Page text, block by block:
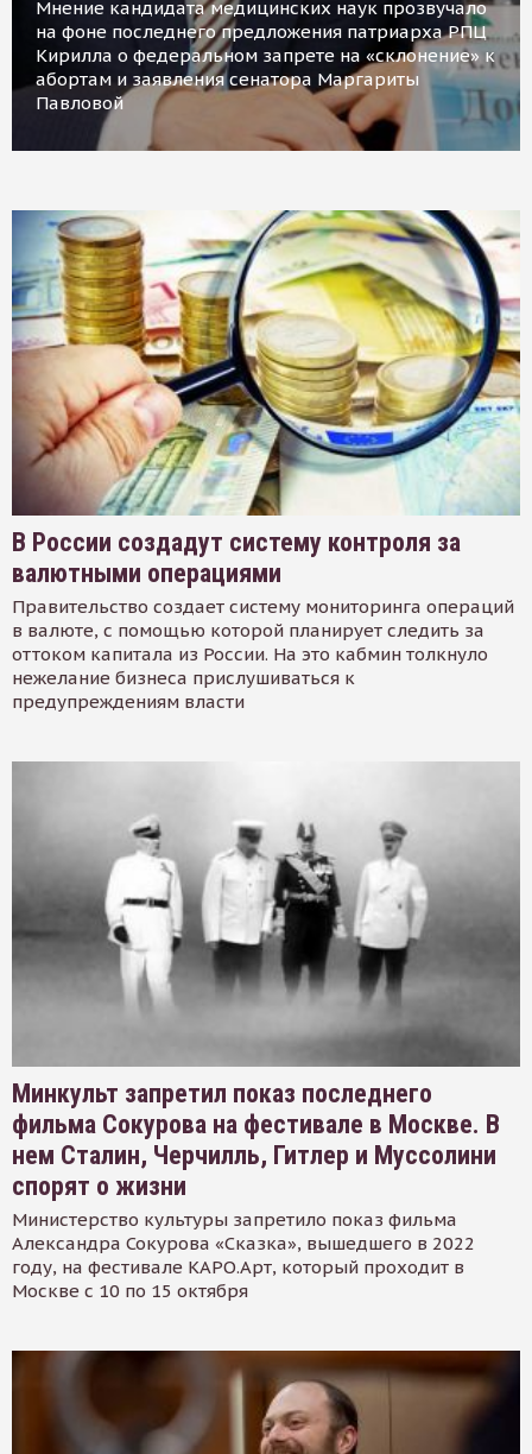
Мнение кандидата медицинских наук прозвучало
на фоне последнего предложения патриарха РПЦ
Кирилла о федеральном запрете на «склонение» к
абортам и заявления сенатора Маргариты
Павловой
В России создадут систему контроля за
валютными операциями
Правительство создает систему мониторинга операций
в валюте, с помощью которой планирует следить за
оттоком капитала из России. На это кабмин толкнуло
нежелание бизнеса прислушиваться к
предупреждениям власти
Минкульт запретил показ последнего
фильма Сокурова на фестивале в Москве. В
нем Сталин, Черчилль, Гитлер и Муссолини
спорят о жизни
Министерство культуры запретило показ фильма
Александра Сокурова «Сказка», вышедшего в 2022
году, на фестивале КАРО.Арт, который проходит в
Москве с 10 по 15 октября